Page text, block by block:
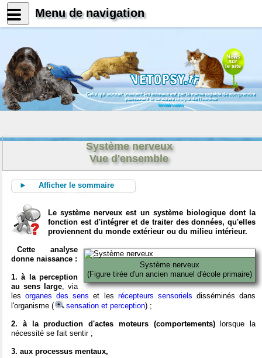
News
sur
le site
Celui qui connait vraiment les animaux est par là même capable de comprendre
pleinement le caractère unique de l'homme
Konrad Lorenz
Système nerveux
Vue d'ensemble
► Afficher le sommaire
Le système nerveux est un système biologique dont la
fonction est d'intégrer et de traiter des données, qu'elles
proviennent du monde extérieur ou du milieu intérieur.
Système nerveux
(Figure tirée d'un ancien manuel d'école primaire)
Cette analyse
donne naissance :
1. à la perception
au sens large, via
lesorganes des sens et les récepteurs sensoriels disséminés dans
l'organisme (
sensation et perception) ;
2. à la production d'actes moteurs (comportements)lorsque la
nécessité se fait sentir ;
3. aux processus mentaux,
Menu de navigation